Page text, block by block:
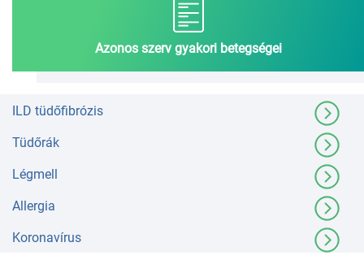
Azonos szerv gyakori betegségei
ILD tüdőfibrózis
Tüdőrák
Légmell
Allergia
Koronavírus